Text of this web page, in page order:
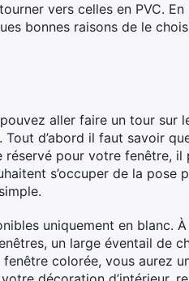
vers celles en PVC.
bonnes raisons de le
aller faire un tour sur
. Tout d’abord il faut savoir
réservé pour votre fenêtre, il
s’occuper de la pose
uniquement en blanc. À
un large éventail de
fenêtre colorée, vous aurez